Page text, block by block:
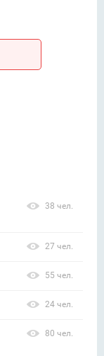
38 чел.
27 чел.
55 чел.
24 чел.
80 чел.